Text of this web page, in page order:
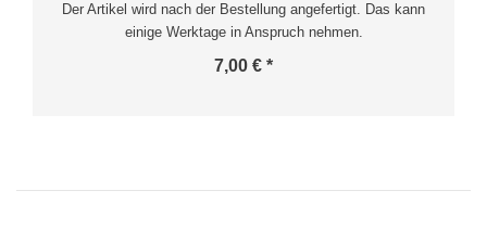
Der Artikel wird nach der Bestellung angefertigt. Das kann
einige Werktage in Anspruch nehmen.
7,00 € *